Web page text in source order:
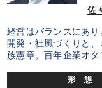
佐
経営はバランスにあ
開発・社風づくりと
族憲章。百年企業オ
形 態